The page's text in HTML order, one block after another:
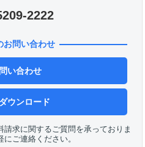
2222
お問い合わせ
い合わせ
ウンロード
求に関するご質問を承っておりま
ご連絡ください。